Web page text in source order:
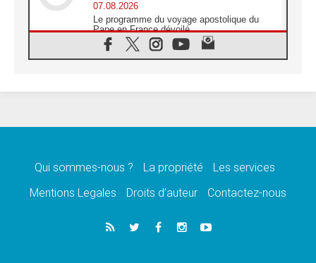
07.08.2026
Le programme du voyage apostolique du
Pape en France dévoilé
07.08.2026
1ère Conférence continentale sur l'éducation
07.08.2026
07.08.2026
lancement des «dix jours de prière pour la
06.08.2026
Préparatifs des JMJ 2027 à Séoul: «c'est
Qui sommes-nous ? La propriété
Les services
Mentions Legales
Droits d’auteur Contactez-nous